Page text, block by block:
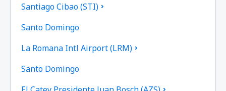
Santiago Cibao (STI)
Santo Domingo
La Romana Intl Airport (LRM)
Santo Domingo